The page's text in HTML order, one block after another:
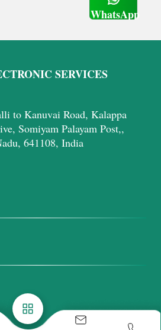
WhatsApp
SERVICES
to Kanuvai Road, Kalappa
Somiyam Palayam Post,,
641108, India